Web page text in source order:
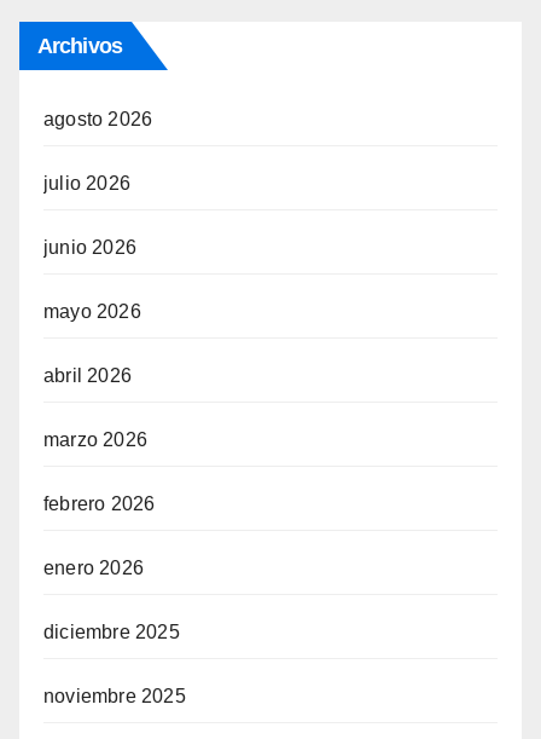
Archivos
agosto 2026
julio 2026
junio 2026
mayo 2026
abril 2026
marzo 2026
febrero 2026
enero 2026
diciembre 2025
noviembre 2025